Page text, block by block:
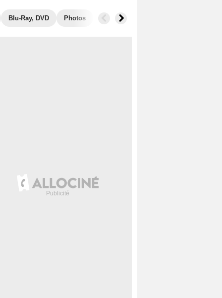
Blu-Ray, DVD Photos Secrets de tournage